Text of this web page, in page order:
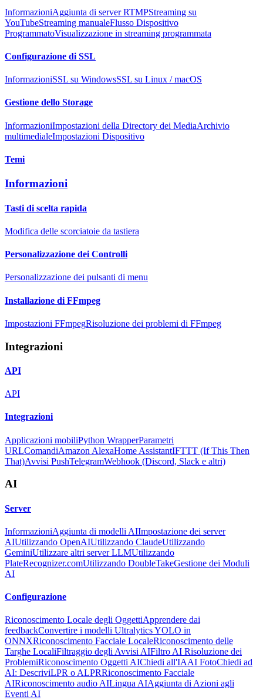
InformazioniAggiunta di server RTMPStreaming su
YouTubeStreaming manualeFlusso Dispositivo
ProgrammatoVisualizzazione in streaming programmata
Configurazione di SSL
InformazioniSSL su WindowsSSL su Linux / macOS
Gestione dello Storage
InformazioniImpostazioni della Directory dei MediaArchivio
multimedialeImpostazioni Dispositivo
Temi
Informazioni
Tasti di scelta rapida
Modifica delle scorciatoie da tastiera
Personalizzazione dei Controlli
Personalizzazione dei pulsanti di menu
Installazione di FFmpeg
Impostazioni FFmpegRisoluzione dei problemi di FFmpeg
Integrazioni
API
API
Integrazioni
Applicazioni mobiliPython WrapperParametri
URLComandiAmazon AlexaHome AssistantIFTTT (If This Then
That)Avvisi PushTelegramWebhook (Discord, Slack e altri)
AI
Server
InformazioniAggiunta di modelli AIImpostazione dei server
AIUtilizzando OpenAIUtilizzando ClaudeUtilizzando
GeminiUtilizzare altri server LLMUtilizzando
PlateRecognizer.comUtilizzando DoubleTakeGestione dei Moduli
AI
Configurazione
Riconoscimento Locale degli OggettiApprendere dai
feedbackConvertire i modelli Ultralytics YOLO in
ONNXRiconoscimento Facciale LocaleRiconoscimento delle
Targhe LocaliFiltraggio degli Avvisi AIFiltro AI Risoluzione dei
ProblemiRiconoscimento Oggetti AIChiedi all'IAAI FotoChiedi ad
AI: DescriviLPR o ALPRRiconoscimento Facciale
AIRiconoscimento audio AILingua AIAggiunta di Azioni agli
Eventi AI